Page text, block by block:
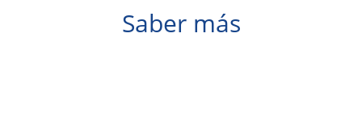
Saber más